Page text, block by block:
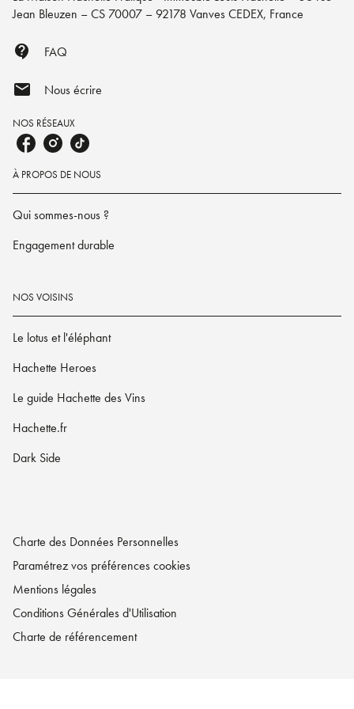
Jean Bleuzen – CS 70007 – 92178 Vanves CEDEX, France
contact_support FAQ
mail Nous écrire
NOS RÉSEAUX
À PROPOS DE NOUS
Qui sommes-nous ?
Engagement durable
NOS VOISINS
Le lotus et l'éléphant
Hachette Heroes
Le guide Hachette des Vins
Hachette.fr
Dark Side
Charte des Données Personnelles
Paramétrez vos préférences cookies
Mentions légales
Conditions Générales d'Utilisation
Charte de référencement